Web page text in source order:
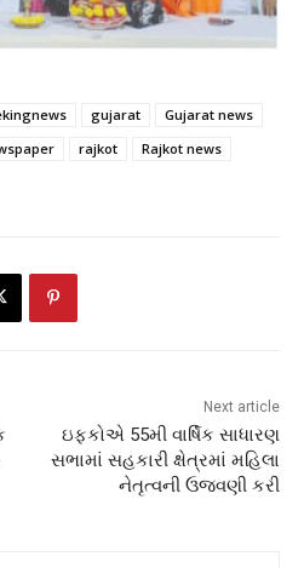
gujarat
Gujarat news
rajkot
Rajkot news
Next article
ઇફ્કોએ 55મી વાર્ષિક સાધારણ
સભામાં સહકારી ક્ષેત્રમાં મહિલા
નેતૃત્વની ઉજવણી કરી